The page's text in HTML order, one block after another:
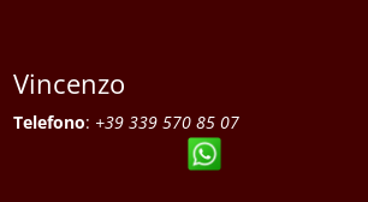
Vincenzo
Telefono: +39 339 570 85 07